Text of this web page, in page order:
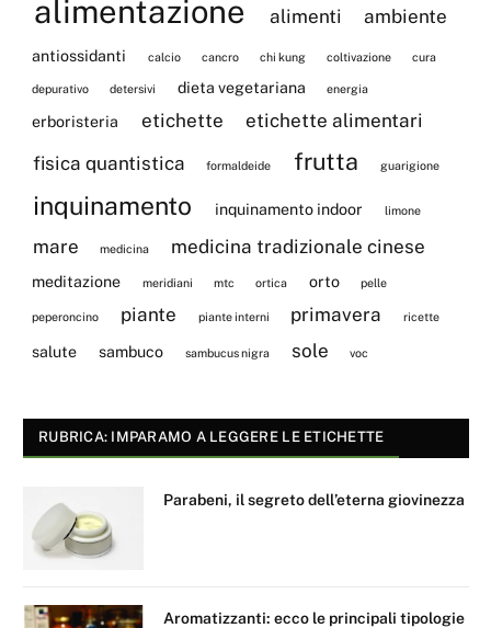
alimentazione alimenti ambiente
antiossidanti calcio cancro chi kung coltivazione cura
depurativo detersivi dieta vegetariana energia
erboristeria etichette
etichette alimentari
fisica quantistica
formaldeide frutta guarigione
inquinamento inquinamento indoor limone
mare medicina medicina tradizionale cinese
meditazione meridiani mtc ortica orto pelle
peperoncino piante piante interni primavera ricette
salute sambuco sambucus nigra sole voc
RUBRICA: IMPARAMO A LEGGERE LE ETICHETTE
Parabeni, il segreto dell’eterna giovinezza
Aromatizzanti: ecco le principali tipologie